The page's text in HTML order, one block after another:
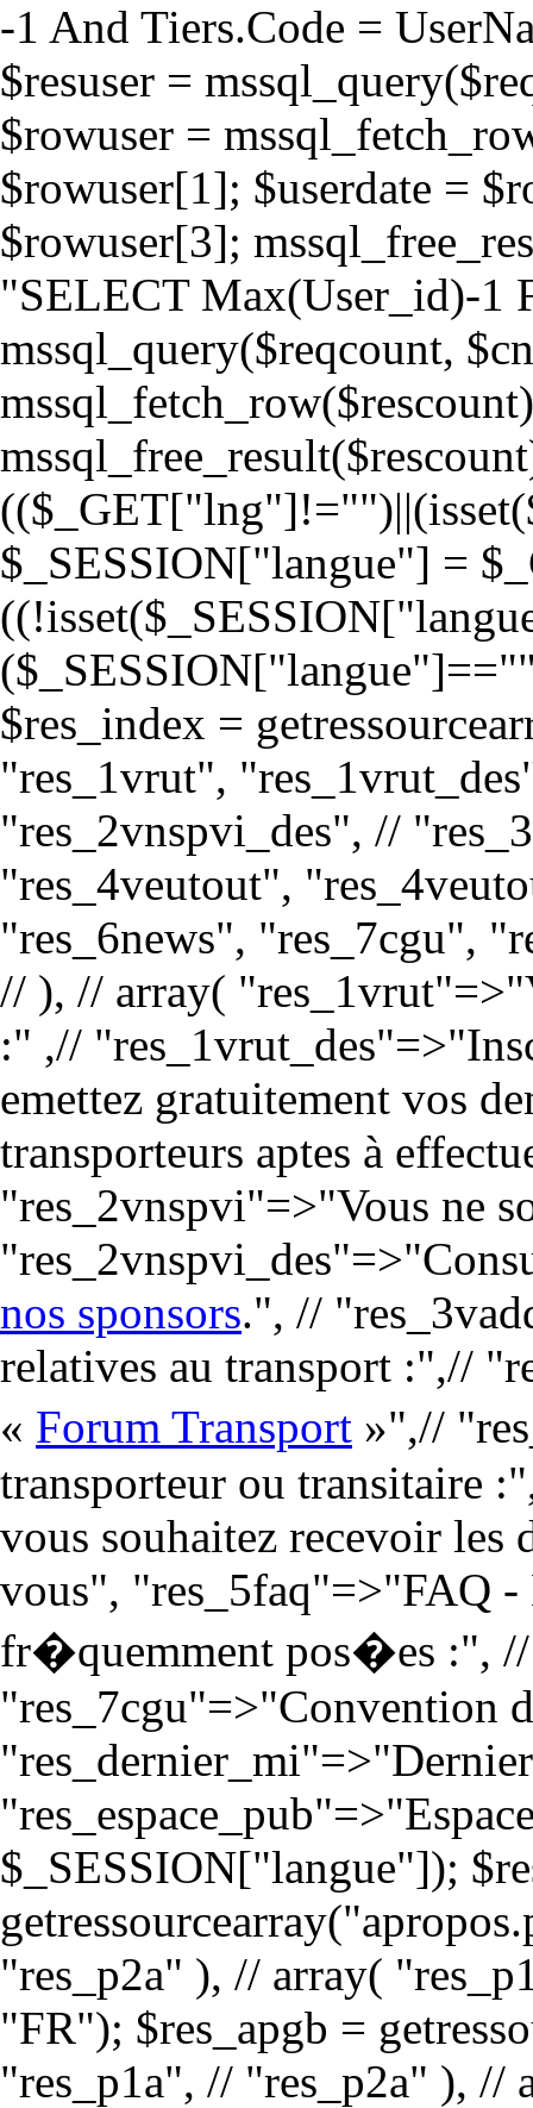
-1 And Tiers.Code =
$resuser =
$rowuser =
$rowuser[1]; $userdate =
$rowuser[3];
"SELECT Max(User_id)-1
mssql_query($reqcount,
$_SESSION["langue"] =
$res_index =
"res_1vrut",
"res_2vnspvi_des", //
"res_4veutout",
"res_6news", "res_7cgu",
// ), // array(
:" ,//
emettez gratuitement vos
transporteurs aptes à
"res_2vnspvi"=>"Vous ne
nos sponsors.", //
relatives au transport :",//
« Forum Transport »",//
transporteur ou transitaire
vous souhaitez recevoir les
vous", "res_5faq"=>"FAQ -
fr�quemment pos�es :", //
"res_7cgu"=>"Convention
$_SESSION["langue"]);
"res_p2a" ), // array(
"FR"); $res_apgb =
"res_p1a", // "res_p2a" ), //